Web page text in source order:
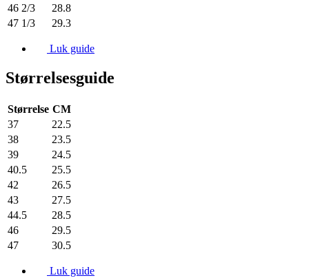
46 2/3
28.8
47 1/3
29.3
Luk guide
Størrelsesguide
Størrelse CM
37
22.5
38
23.5
39
24.5
40.5
25.5
42
26.5
43
27.5
44.5
28.5
46
29.5
47
30.5
Luk guide